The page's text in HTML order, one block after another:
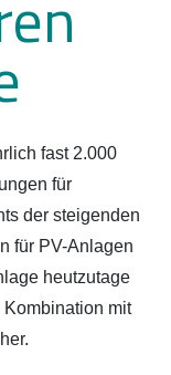
fast 2.000
für
der steigenden
für PV-Anlagen
heutzutage
mit